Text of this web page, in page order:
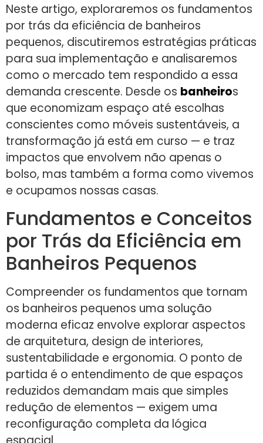
Neste artigo, exploraremos os fundamentos
por trás da eficiência de banheiros
pequenos, discutiremos estratégias práticas
para sua implementação e analisaremos
como o mercado tem respondido a essa
demanda crescente. Desde os banheiros
que economizam espaço até escolhas
conscientes como móveis sustentáveis, a
transformação já está em curso — e traz
impactos que envolvem não apenas o
bolso, mas também a forma como vivemos
e ocupamos nossas casas.
Fundamentos e Conceitos
por Trás da Eficiência em
Banheiros Pequenos
Compreender os fundamentos que tornam
os banheiros pequenos uma solução
moderna eficaz envolve explorar aspectos
de arquitetura, design de interiores,
sustentabilidade e ergonomia. O ponto de
partida é o entendimento de que espaços
reduzidos demandam mais que simples
redução de elementos — exigem uma
reconfiguração completa da lógica